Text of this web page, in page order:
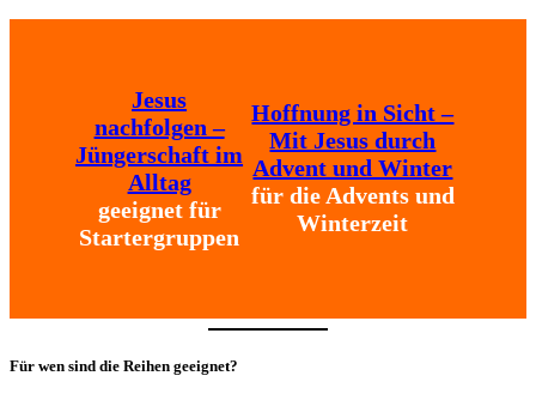
Jesus
nachfolgen –
Jüngerschaft im
Alltag
geeignet für
Startergruppen
Hoffnung in Sicht –
Mit Jesus durch
Advent und Winter
für die Advents und
Winterzeit
Für wen sind die Reihen geeignet?